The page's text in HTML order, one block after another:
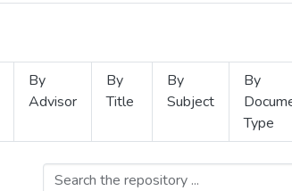
By
Advisor
By
Title
By
Subject
By
Type